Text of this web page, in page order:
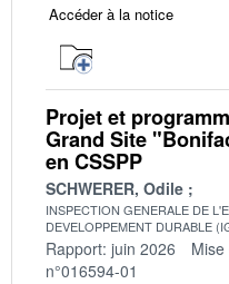
Accéder à la notice
Projet et
Grand Site
en CSSPP
SCHWERER, Odile
INSPECTION GENERALE DE
DEVELOPPEMENT DURABLE
Rapport: juin 2026
n°016594-01